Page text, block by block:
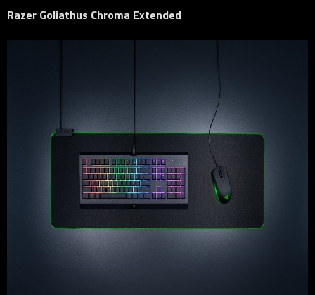
Razer Goliathus Chroma Extended